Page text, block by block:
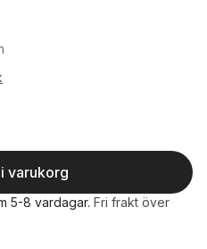
varukorg
5-8 vardagar. Fri frakt över